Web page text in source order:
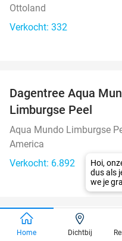
Ottoland
Verkocht: 332
Dagentree Aqua
Limburgse Peel
Aqua Mundo Limburgse
America
Verkocht: 6.892
Overnachting voor
Home Dichtbij
Hoi,
dus als
we je